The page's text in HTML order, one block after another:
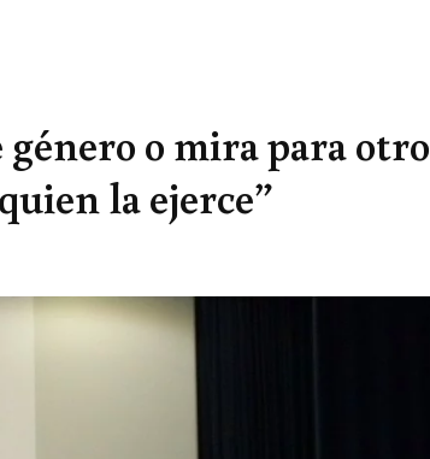
o mira para otro
la ejerce”